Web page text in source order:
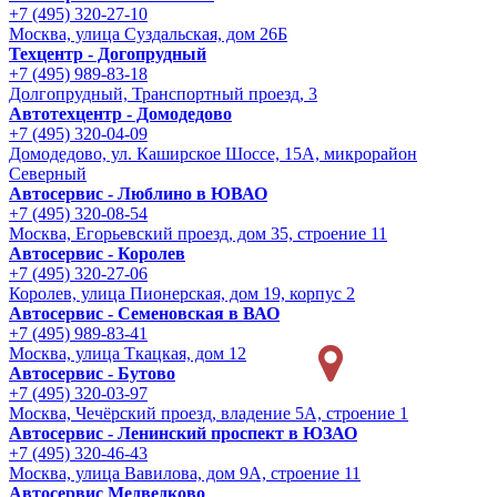
+7 (495) 320-27-10
Москва, улица Суздальская, дом 26Б
Техцентр - Догопрудный
+7 (495) 989-83-18
Долгопрудный, Транспортный проезд, 3
Автотехцентр - Домодедово
+7 (495) 320-04-09
Домодедово, ул. Каширское Шоссе, 15А, микрорайон
Северный
Автосервис - Люблино в ЮВАО
+7 (495) 320-08-54
Москва, Егорьевский проезд, дом 35, строение 11
Автосервис - Королев
+7 (495) 320-27-06
Королев, улица Пионерская, дом 19, корпус 2
Автосервис - Семеновская в ВАО
+7 (495) 989-83-41
Москва, улица Ткацкая, дом 12
Автосервис - Бутово
+7 (495) 320-03-97
Москва, Чечёрский проезд, владение 5А, строение 1
Автосервис - Ленинский проспект в ЮЗАО
+7 (495) 320-46-43
Москва, улица Вавилова, дом 9A, строение 11